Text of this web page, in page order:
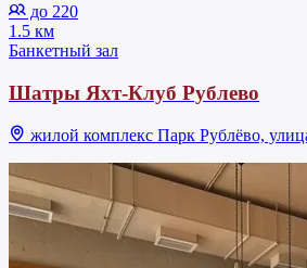
до 220
1.5 км
Банкетный зал
Шатры Яхт-Клуб Рублево
жилой комплекс Парк Рублёво,